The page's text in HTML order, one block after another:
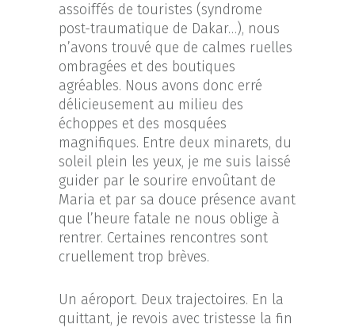
assoiffés de touristes (syndrome
post-traumatique de Dakar…), nous
n’avons trouvé que de calmes ruelles
ombragées et des boutiques
agréables. Nous avons donc erré
délicieusement au milieu des
échoppes et des mosquées
magnifiques. Entre deux minarets, du
soleil plein les yeux, je me suis laissé
guider par le sourire envoûtant de
Maria et par sa douce présence avant
que l’heure fatale ne nous oblige à
rentrer. Certaines rencontres sont
cruellement trop brèves.
Un aéroport. Deux trajectoires. En la
quittant, je revois avec tristesse la fin